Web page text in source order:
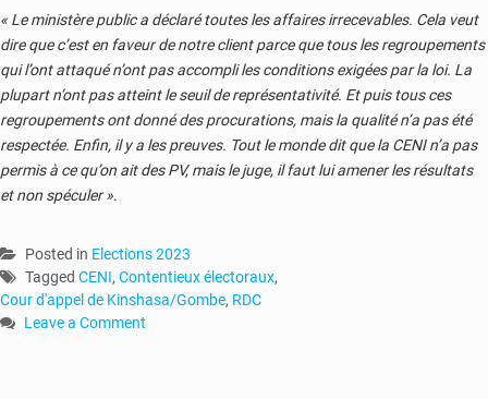
« Le ministère public a déclaré toutes les affaires irrecevables. Cela veut
dire que c’est en faveur de notre client parce que tous les regroupements
qui l’ont attaqué n’ont pas accompli les conditions exigées par la loi. La
plupart n’ont pas atteint le seuil de représentativité. Et puis tous ces
regroupements ont donné des procurations, mais la qualité n’a pas été
respectée. Enfin, il y a les preuves. Tout le monde dit que la CENI n’a pas
permis à ce qu’on ait des PV, mais le juge, il faut lui amener les résultats
et non spéculer ».
Posted in Elections 2023
Tagged CENI, Contentieux électoraux,
Cour d'appel de Kinshasa/Gombe, RDC
Leave a Comment